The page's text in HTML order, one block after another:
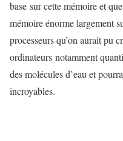
base sur cette mémoire et
mémoire énorme largement
processeurs qu’on aurait pu
ordinateurs notamment
des molécules d’eau et
incroyables.